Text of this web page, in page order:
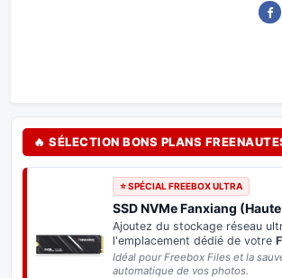
🔥 SÉLECTION BONS PLANS
⭐ SPÉCIAL FREEBOX ULTRA
SSD NVMe Fanxiang
Ajoutez du stockage réseau
l'emplacement dédié de votre
Idéal pour Freebox Files et la
automatique de vos photos.